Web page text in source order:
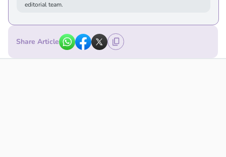
editorial team.
Share Article